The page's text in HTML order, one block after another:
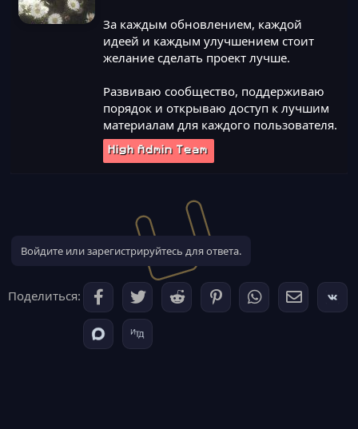
За каждым обновлением, каждой
идеей и каждым улучшением стоит
желание сделать проект лучше.
Развиваю сообщество, поддерживаю
порядок и открываю доступ к лучшим
материалам для каждого пользователя.
High Admin Team
Войдите или зарегистрируйтесь для ответа.
Поделиться: